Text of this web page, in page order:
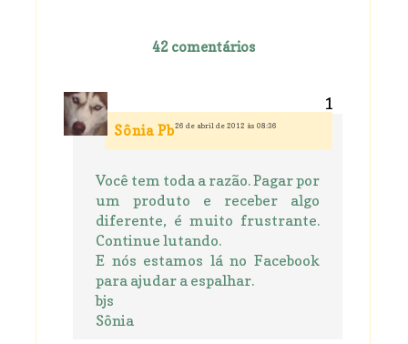
42 comentários
Sônia Pb26 de abril de 2012 às 08:36
Você tem toda a razão. Pagar por
um produto e receber algo
diferente, é muito frustrante.
Continue lutando.
E nós estamos lá no Facebook
para ajudar a espalhar.
bjs
Sônia